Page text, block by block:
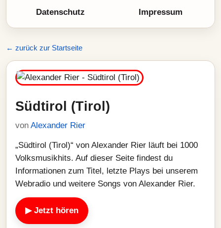
Datenschutz Impressum
← zurück zur Startseite
Südtirol (Tirol)
von Alexander Rier
„Südtirol (Tirol)“ von Alexander Rier läuft bei 1000
Volksmusikhits. Auf dieser Seite findest du
Informationen zum Titel, letzte Plays bei unserem
Webradio und weitere Songs von Alexander Rier.
▶ Jetzt hören